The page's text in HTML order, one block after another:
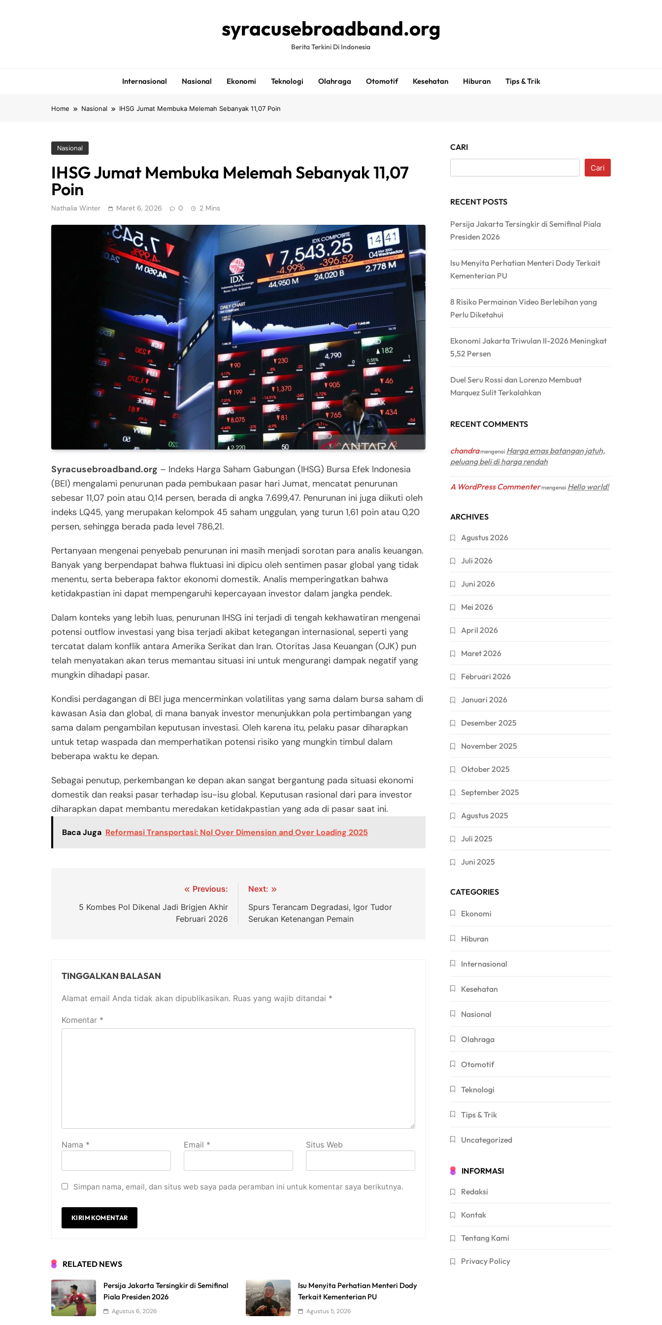
syracusebroadband.org
Berita Terkini Di Indonesia
Internasional Nasional Ekonomi Teknologi Olahraga Otomotif Kesehatan Hiburan Tips & Trik
Home Nasional IHSG Jumat Membuka Melemah Sebanyak 11,07 Poin
Nasional
IHSG Jumat Membuka Melemah Sebanyak 11,07
Poin
Nathalia Winter Maret 6, 2026 0 2 Mins
Syracusebroadband.org – Indeks Harga Saham Gabungan (IHSG) Bursa Efek Indonesia
(BEI) mengalami penurunan pada pembukaan pasar hari Jumat, mencatat penurunan
sebesar 11,07 poin atau 0,14 persen, berada di angka 7.699,47. Penurunan ini juga diikuti oleh
indeks LQ45, yang merupakan kelompok 45 saham unggulan, yang turun 1,61 poin atau 0,20
persen, sehingga berada pada level 786,21.
Pertanyaan mengenai penyebab penurunan ini masih menjadi sorotan para analis keuangan.
Banyak yang berpendapat bahwa fluktuasi ini dipicu oleh sentimen pasar global yang tidak
menentu, serta beberapa faktor ekonomi domestik. Analis memperingatkan bahwa
ketidakpastian ini dapat mempengaruhi kepercayaan investor dalam jangka pendek.
Dalam konteks yang lebih luas, penurunan IHSG ini terjadi di tengah kekhawatiran mengenai
potensi outflow investasi yang bisa terjadi akibat ketegangan internasional, seperti yang
tercatat dalam konflik antara Amerika Serikat dan Iran. Otoritas Jasa Keuangan (OJK) pun
telah menyatakan akan terus memantau situasi ini untuk mengurangi dampak negatif yang
mungkin dihadapi pasar.
Kondisi perdagangan di BEI juga mencerminkan volatilitas yang sama dalam bursa saham di
kawasan Asia dan global, di mana banyak investor menunjukkan pola pertimbangan yang
sama dalam pengambilan keputusan investasi. Oleh karena itu, pelaku pasar diharapkan
untuk tetap waspada dan memperhatikan potensi risiko yang mungkin timbul dalam
beberapa waktu ke depan.
Sebagai penutup, perkembangan ke depan akan sangat bergantung pada situasi ekonomi
domestik dan reaksi pasar terhadap isu-isu global. Keputusan rasional dari para investor
diharapkan dapat membantu meredakan ketidakpastian yang ada di pasar saat ini.
Baca Juga Reformasi Transportasi: Nol Over Dimension and Over Loading 2025
pos
Previous:
5 Kombes Pol Dikenal Jadi Brigjen Akhir
Februari 2026
Next:
Spurs Terancam Degradasi, Igor Tudor
Serukan Ketenangan Pemain
TINGGALKAN BALASAN
Alamat email Anda tidak akan dipublikasikan. Ruas yang wajib ditandai *
Komentar *
Nama * Email * Situs Web
Simpan nama, email, dan situs web saya pada peramban ini untuk komentar saya berikutnya.
RELATED NEWS
Persija Jakarta Tersingkir di Semifinal
Piala Presiden 2026
Agustus 6, 2026
Isu Menyita Perhatian Menteri Dody
Terkait Kementerian PU
Agustus 5, 2026
CARI
Cari
RECENT POSTS
Persija Jakarta Tersingkir di Semifinal Piala
Presiden 2026
Isu Menyita Perhatian Menteri Dody Terkait
Kementerian PU
8 Risiko Permainan Video Berlebihan yang
Perlu Diketahui
Ekonomi Jakarta Triwulan II-2026 Meningkat
5,52 Persen
Duel Seru Rossi dan Lorenzo Membuat
Marquez Sulit Terkalahkan
RECENT COMMENTS
chandramengenai Harga emas batangan jatuh,
peluang beli di harga rendah
A WordPress Commentermengenai Hello world!
ARCHIVES
Agustus 2026
Juli 2026
Juni 2026
Mei 2026
April 2026
Maret 2026
Februari 2026
Januari 2026
Desember 2025
November 2025
Oktober 2025
September 2025
Agustus 2025
Juli 2025
Juni 2025
CATEGORIES
Ekonomi
Hiburan
Internasional
Kesehatan
Nasional
Olahraga
Otomotif
Teknologi
Tips & Trik
Uncategorized
INFORMASI
Redaksi
Kontak
Tentang Kami
Privacy Policy